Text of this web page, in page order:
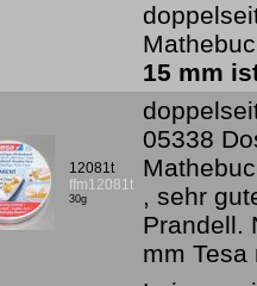
15 mm
12081t
ffm12081t
30g
05338
, sehr
Prandell.
mm Tesa